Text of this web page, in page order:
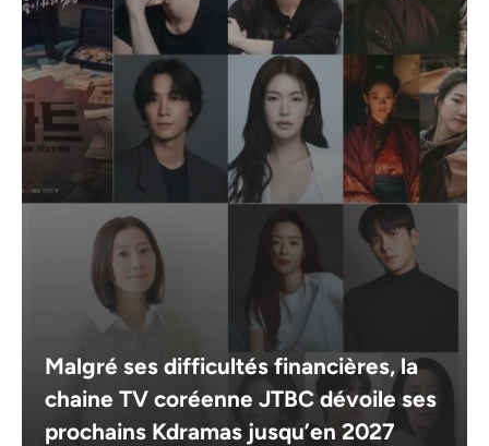
Malgré ses difficultés financières, la
chaine TV coréenne JTBC dévoile ses
prochains Kdramas jusqu’en 2027